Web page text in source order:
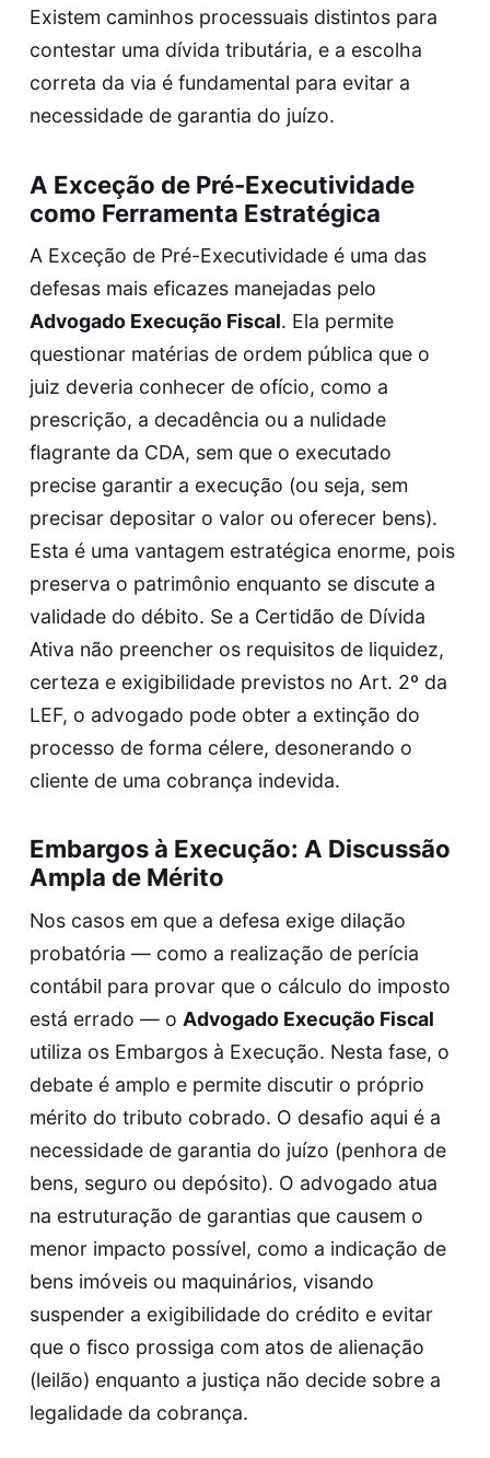
Existem caminhos processuais distintos para
contestar uma dívida tributária, e a escolha
correta da via é fundamental para evitar a
necessidade de garantia do juízo.
A Exceção de Pré-Executividade
como Ferramenta Estratégica
A Exceção de Pré-Executividade é uma das
defesas mais eficazes manejadas pelo
Advogado Execução Fiscal. Ela permite
questionar matérias de ordem pública que o
juiz deveria conhecer de ofício, como a
prescrição, a decadência ou a nulidade
flagrante da CDA, sem que o executado
precise garantir a execução (ou seja, sem
precisar depositar o valor ou oferecer bens).
Esta é uma vantagem estratégica enorme, pois
preserva o patrimônio enquanto se discute a
validade do débito. Se a Certidão de Dívida
Ativa não preencher os requisitos de liquidez,
certeza e exigibilidade previstos no Art. 2º da
LEF, o advogado pode obter a extinção do
processo de forma célere, desonerando o
cliente de uma cobrança indevida.
Embargos à Execução: A Discussão
Ampla de Mérito
Nos casos em que a defesa exige dilação
probatória — como a realização de perícia
contábil para provar que o cálculo do imposto
está errado — o Advogado Execução Fiscal
utiliza os Embargos à Execução. Nesta fase, o
debate é amplo e permite discutir o próprio
mérito do tributo cobrado. O desafio aqui é a
necessidade de garantia do juízo (penhora de
bens, seguro ou depósito). O advogado atua
na estruturação de garantias que causem o
menor impacto possível, como a indicação de
bens imóveis ou maquinários, visando
suspender a exigibilidade do crédito e evitar
que o fisco prossiga com atos de alienação
(leilão) enquanto a justiça não decide sobre a
legalidade da cobrança.